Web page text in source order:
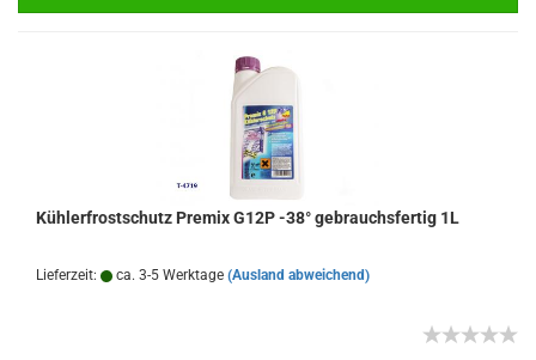
Kühlerfrostschutz Premix G12P -38° gebrauchsfertig 1L
Lieferzeit: ca. 3-5 Werktage (Ausland abweichend)